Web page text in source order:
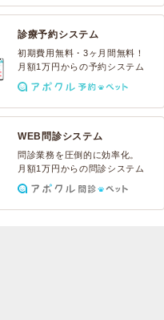
診療予約システム
初期費用無料・3ヶ月間無料！
月額1万円からの予約システム
WEB問診システム
問診業務を圧倒的に効率化。
月額1万円からの問診システム